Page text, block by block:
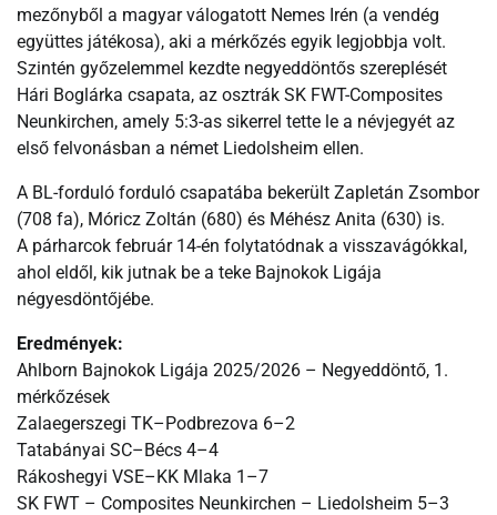
mezőnyből a magyar válogatott Nemes Irén (a vendég
együttes játékosa), aki a mérkőzés egyik legjobbja volt.
Szintén győzelemmel kezdte negyeddöntős szereplését
Hári Boglárka csapata, az osztrák SK FWT-Composites
Neunkirchen, amely 5:3-as sikerrel tette le a névjegyét az
első felvonásban a német Liedolsheim ellen.
A BL-forduló forduló csapatába bekerült Zapletán Zsombor
(708 fa), Móricz Zoltán (680) és Méhész Anita (630) is.
A párharcok február 14-én folytatódnak a visszavágókkal,
ahol eldől, kik jutnak be a teke Bajnokok Ligája
négyesdöntőjébe.
Eredmények:
Ahlborn Bajnokok Ligája 2025/2026 – Negyeddöntő, 1.
mérkőzések
Zalaegerszegi TK–Podbrezova 6–2
Tatabányai SC–Bécs 4–4
Rákoshegyi VSE–KK Mlaka 1–7
SK FWT – Composites Neunkirchen – Liedolsheim 5–3